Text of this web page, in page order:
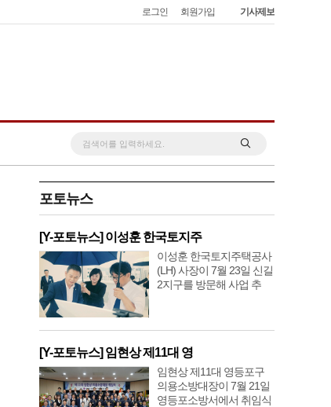
로그인 회원가입 기사제보
포토뉴스
[Y-포토뉴스] 이성훈 한국토지주
이성훈 한국토지주택공사
(LH) 사장이 7월 23일 신길
2지구를 방문해 사업 추
[Y-포토뉴스] 임현상 제11대 영
임현상 제11대 영등포구
의용소방대장이 7월 21일
영등포소방서에서 취임식